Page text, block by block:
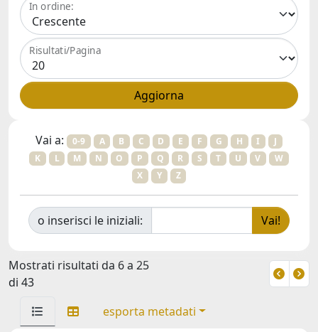
In ordine:
Risultati/Pagina
Vai a: 0-9 A B C D E F G H I
J
K
L M N O P Q R S T U V
W
X
Y Z
o inserisci le iniziali:
Mostrati risultati da 6 a 25
di 43
esporta metadati